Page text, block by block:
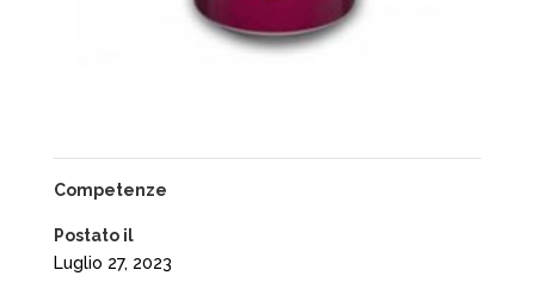
Competenze
Postato il
Luglio 27, 2023